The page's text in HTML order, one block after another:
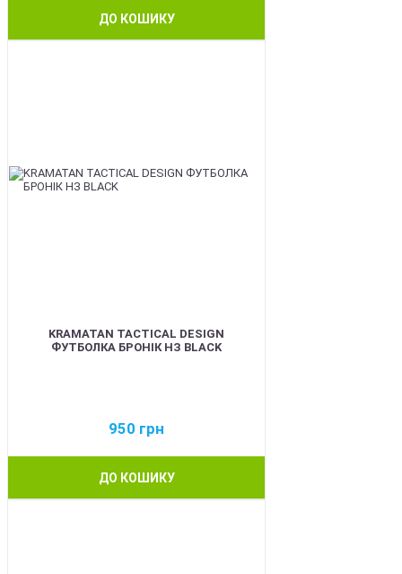
ДО КОШИКУ
KRAMATAN TACTICAL DESIGN
ФУТБОЛКА БРОНІК НЗ BLACK
950 грн
ДО КОШИКУ